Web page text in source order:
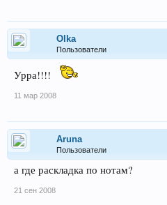
Olka
Пользователи
Урра!!!!
11 мар 2008
Aruna
Пользователи
а где раскладка по нотам?
21 сен 2008